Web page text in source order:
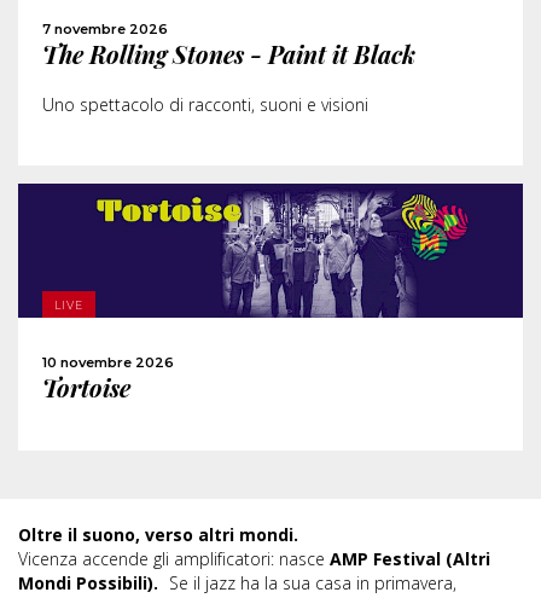
7 novembre 2026
The Rolling Stones - Paint it Black
Uno spettacolo di racconti, suoni e visioni
CONDIVIDI
LIVE
10 novembre 2026
Tortoise
SCOPRI DI PIÙ
ACQUISTA
Oltre il suono, verso altri mondi.
Vicenza accende gli amplificatori: nasce AMP Festival (Altri
Mondi Possibili). Se il jazz ha la sua casa in primavera,